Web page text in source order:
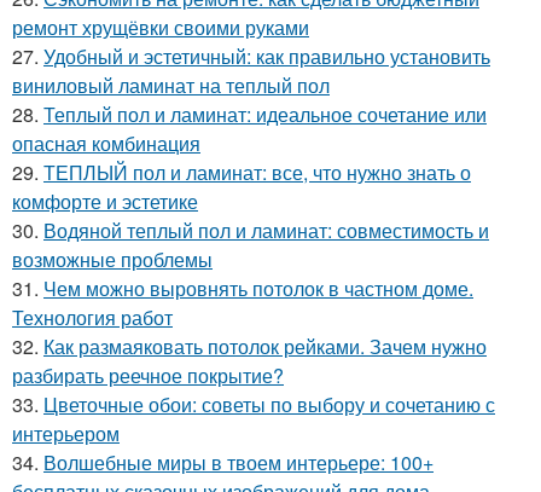
ремонт хрущёвки своими руками
27. Удобный и эстетичный: как правильно установить
виниловый ламинат на теплый пол
28. Теплый пол и ламинат: идеальное сочетание или
опасная комбинация
29. ТЕПЛЫЙ пол и ламинат: все, что нужно знать о
комфорте и эстетике
30. Водяной теплый пол и ламинат: совместимость и
возможные проблемы
31. Чем можно выровнять потолок в частном доме.
Технология работ
32. Как размаяковать потолок рейками. Зачем нужно
разбирать реечное покрытие?
33. Цветочные обои: советы по выбору и сочетанию с
интерьером
34. Волшебные миры в твоем интерьере: 100+